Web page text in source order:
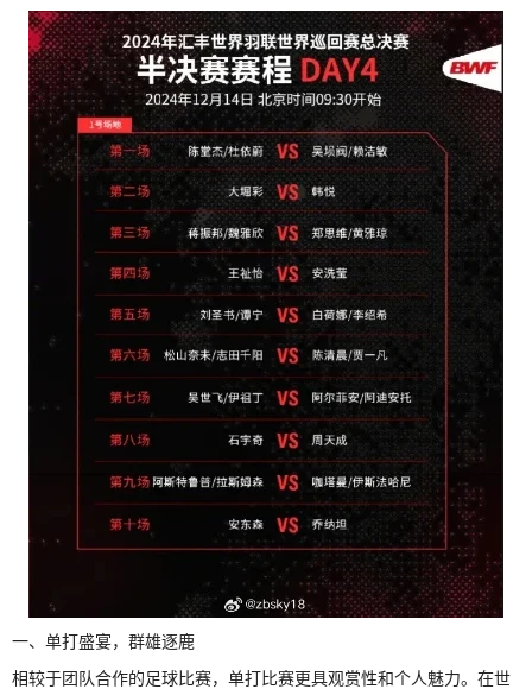
一、单打盛宴，群雄逐鹿
相较于团队合作的足球比赛，单打比赛更具观赏性和个人魅力。在世